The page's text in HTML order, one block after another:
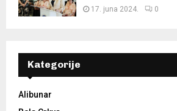
17. juna 2024. 0
Kategorije
Alibunar